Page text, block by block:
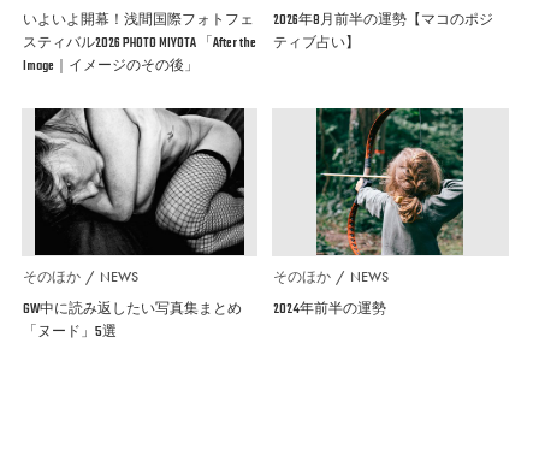
いよいよ開幕！浅間国際フォトフェ
スティバル2026 PHOTO MIYOTA 「After the
Image｜イメージのその後」
2026年8月前半の運勢【マコのポジ
ティブ占い】
そのほか NEWS
GW中に読み返したい写真集まとめ
「ヌード」5選
そのほか NEWS
2024年前半の運勢